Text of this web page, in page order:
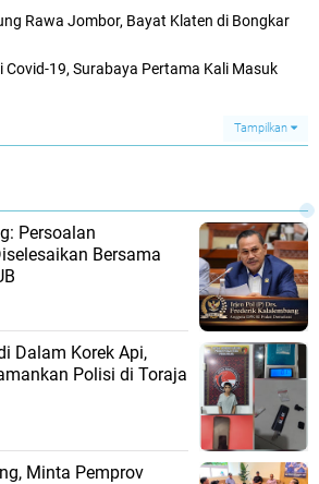
Rawa Jombor, Bayat Klaten di Bongkar
Covid-19, Surabaya Pertama Kali Masuk
Tampilkan
Persoalan
Bersama
Dalam Korek Api,
Polisi di Toraja
Minta Pemprov